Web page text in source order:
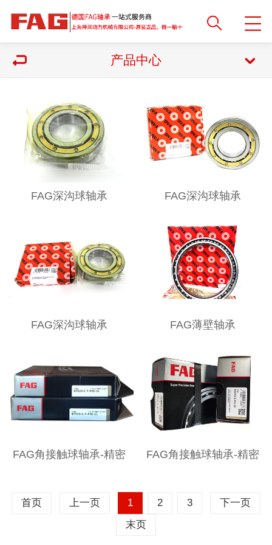
产品中心
FAG深沟球轴承 FAG深沟球轴承
FAG深沟球轴承 FAG薄壁轴承
FAG角接触球轴承-精密 FAG角接触球轴承-精密
首页 上一页 1 2 3
下一页
末页